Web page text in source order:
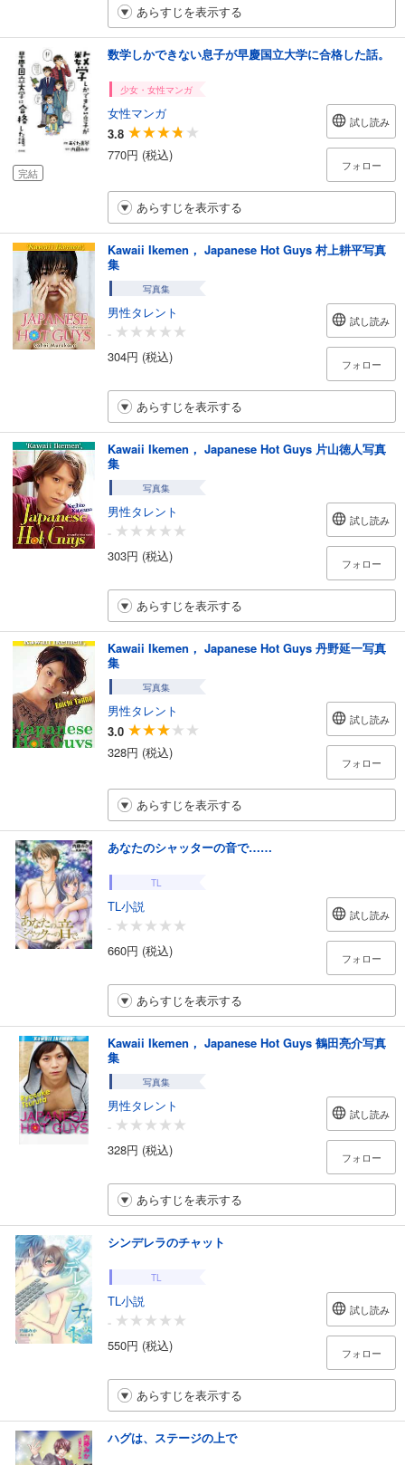
あらすじを表示する
完結
数学しかできない息子が早慶国立大学に合格した話。
少女・女性マンガ
女性マンガ
3.8
770円 (税込)
試し読み
フォロー
あらすじを表示する
Kawaii Ikemen， Japanese Hot Guys 村上耕平写真
集
写真集
男性タレント
-
304円 (税込)
試し読み
フォロー
あらすじを表示する
Kawaii Ikemen， Japanese Hot Guys 片山徳人写真
集
写真集
男性タレント
-
303円 (税込)
試し読み
フォロー
あらすじを表示する
Kawaii Ikemen， Japanese Hot Guys 丹野延一写真
集
写真集
男性タレント
3.0
328円 (税込)
試し読み
フォロー
あらすじを表示する
あなたのシャッターの音で……
TL
TL小説
-
660円 (税込)
試し読み
フォロー
あらすじを表示する
Kawaii Ikemen， Japanese Hot Guys 鶴田亮介写真
集
写真集
男性タレント
-
328円 (税込)
試し読み
フォロー
あらすじを表示する
シンデレラのチャット
TL
TL小説
-
550円 (税込)
試し読み
フォロー
あらすじを表示する
ハグは、ステージの上で